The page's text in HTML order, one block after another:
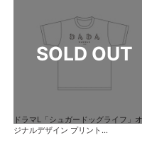
ドラマL「シュガードッグライフ」
ジナルデザイン プリント...